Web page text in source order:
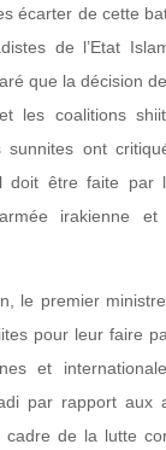
écarter de cette
de l’Etat
que la décision
les coalitions
ont
doit être faite par
irakienne
le premier
pour leur faire
et
par rapport aux
de la lutte